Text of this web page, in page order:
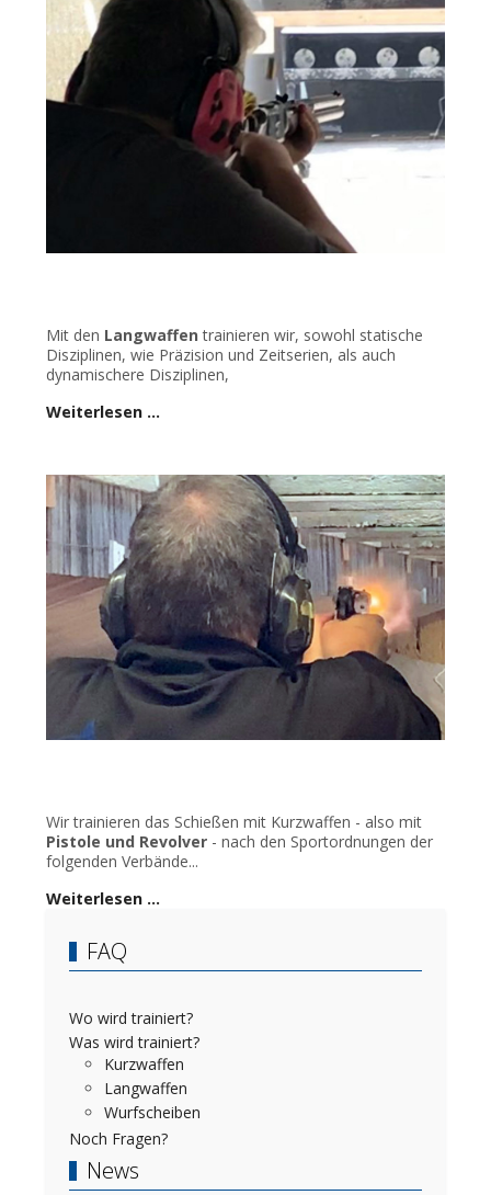
Mit den Langwaffen trainieren wir, sowohl statische
Disziplinen, wie Präzision und Zeitserien, als auch
dynamischere Disziplinen,
Weiterlesen …
Wir trainieren das Schießen mit Kurzwaffen - also mit
Pistole und Revolver - nach den Sportordnungen der
folgenden Verbände...
Weiterlesen …
FAQ
Wo wird trainiert?
Was wird trainiert?
Kurzwaffen
Langwaffen
Wurfscheiben
Noch Fragen?
News